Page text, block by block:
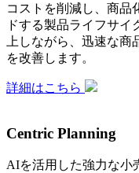
コストを削減し、商品
ドする製品ライフサイ
上しながら、迅速な
を改善します。
詳細はこちら
Centric Planning
AIを活用した強力な小